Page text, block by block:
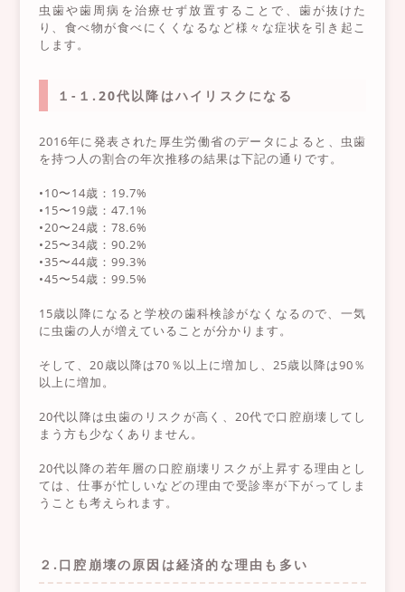
虫歯や歯周病を治療せず放置することで、歯が抜けた
り、食べ物が食べにくくなるなど様々な症状を引き起こ
します。
１-１.20代以降はハイリスクになる
2016年に発表された厚生労働省のデータによると、虫歯
を持つ人の割合の年次推移の結果は下記の通りです。
•10〜14歳：19.7%
•15〜19歳：47.1%
•20〜24歳：78.6%
•25〜34歳：90.2%
•35〜44歳：99.3%
•45〜54歳：99.5%
15歳以降になると学校の歯科検診がなくなるので、一気
に虫歯の人が増えていることが分かります。
そして、20歳以降は70％以上に増加し、25歳以降は90％
以上に増加。
20代以降は虫歯のリスクが高く、20代で口腔崩壊してし
まう方も少なくありません。
20代以降の若年層の口腔崩壊リスクが上昇する理由とし
ては、仕事が忙しいなどの理由で受診率が下がってしま
うことも考えられます。
２.口腔崩壊の原因は経済的な理由も多い